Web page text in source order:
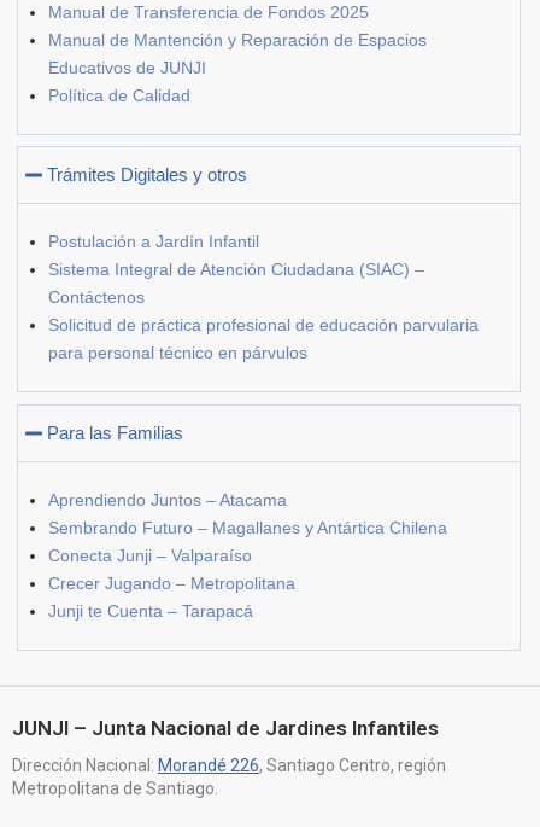
Manual de Transferencia de Fondos 2025
Manual de Mantención y Reparación de Espacios
Educativos de JUNJI
Política de Calidad
Trámites Digitales y otros
Postulación a Jardín Infantil
Sistema Integral de Atención Ciudadana (SIAC) –
Contáctenos
Solicitud de práctica profesional de educación parvularia
para personal técnico en párvulos
Para las Familias
Aprendiendo Juntos – Atacama
Sembrando Futuro – Magallanes y Antártica Chilena
Conecta Junji – Valparaíso
Crecer Jugando – Metropolitana
Junji te Cuenta – Tarapacá
JUNJI – Junta Nacional de Jardines Infantiles
Dirección Nacional: Morandé 226, Santiago Centro, región
Metropolitana de Santiago.